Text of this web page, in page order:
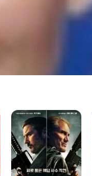
킬
힘:
더
리벤지